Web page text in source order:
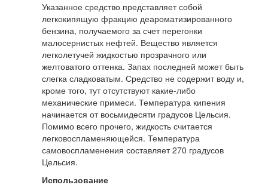
Указанное средство представляет собой
легкокипящую фракцию деароматизированного
бензина, получаемого за счет перегонки
малосернистых нефтей. Вещество является
легколетучей жидкостью прозрачного или
желтоватого оттенка. Запах последней может быть
слегка сладковатым. Средство не содержит воду и,
кроме того, тут отсутствуют какие-либо
механические примеси. Температура кипения
начинается от восьмидесяти градусов Цельсия.
Помимо всего прочего, жидкость считается
легковоспламеняющейся. Температура
самовоспламенения составляет 270 градусов
Цельсия.
Использование